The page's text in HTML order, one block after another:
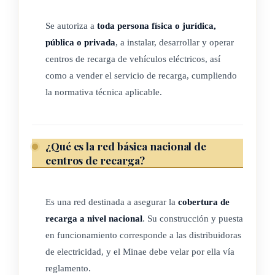
Ministerio de Ambiente y Energía (Minae) tendrá la
obligación de velar por la construcción de dicha red, vía
reglamento. La Autoridad Reguladora de los Servicios
Públicos (Aresep) deberá realizar la fiscalización de esta red
básica de centros de recarga, según lo define esta ley. Esta
un centro de recarga cada ochenta kilómetros (80 km), en
caminos cantonales deberá construirse y ponerse en
cantidades de centros de recarga podrán ser ajustadas por el
Minae, vía reglamento.
El Minae deberá promover e implementar mecanismos de
incentivos para el desarrollo de centros de recarga en rutas
Se autoriza a toda persona física o jurídica,
pública o privada, a instalar, desarrollar y operar
centros de recarga de vehículos eléctricos, así
como a vender el servicio de recarga, cumpliendo
la normativa técnica aplicable.
¿Qué es la red básica nacional de
centros de recarga?
Es una red destinada a asegurar la cobertura de
recarga a nivel nacional. Su construcción y puesta
en funcionamiento corresponde a las distribuidoras
de electricidad, y el Minae debe velar por ella vía
reglamento.